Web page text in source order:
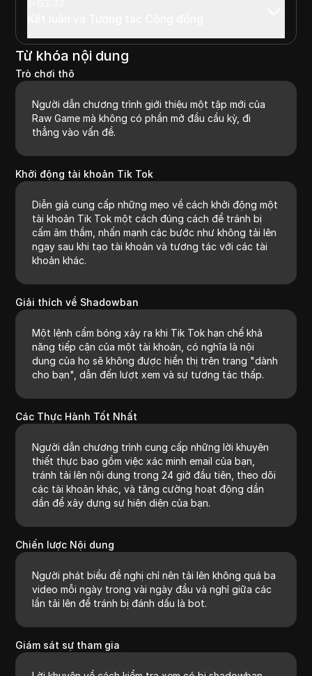
Từ khóa nội dung
Trò chơi thô
Người dẫn chương trình giới thiệu một tập mới của
Raw Game mà không có phần mở đầu cầu kỳ, đi
thẳng vào vấn đề.
Khởi động tài khoản Tik Tok
Diễn giả cung cấp những mẹo về cách khởi động một
tài khoản Tik Tok một cách đúng cách để tránh bị
cấm âm thầm, nhấn mạnh các bước như không tải lên
ngay sau khi tạo tài khoản và tương tác với các tài
khoản khác.
Giải thích về Shadowban
Một lệnh cấm bóng xảy ra khi Tik Tok hạn chế khả
năng tiếp cận của một tài khoản, có nghĩa là nội
dung của họ sẽ không được hiển thị trên trang "dành
cho bạn", dẫn đến lượt xem và sự tương tác thấp.
Các Thực Hành Tốt Nhất
Người dẫn chương trình cung cấp những lời khuyên
thiết thực bao gồm việc xác minh email của bạn,
tránh tải lên nội dung trong 24 giờ đầu tiên, theo dõi
các tài khoản khác, và tăng cường hoạt động dần
dần để xây dựng sự hiện diện của bạn.
Chiến lược Nội dung
Người phát biểu đề nghị chỉ nên tải lên không quá ba
video mỗi ngày trong vài ngày đầu và nghỉ giữa các
lần tải lên để tránh bị đánh dấu là bot.
Giám sát sự tham gia